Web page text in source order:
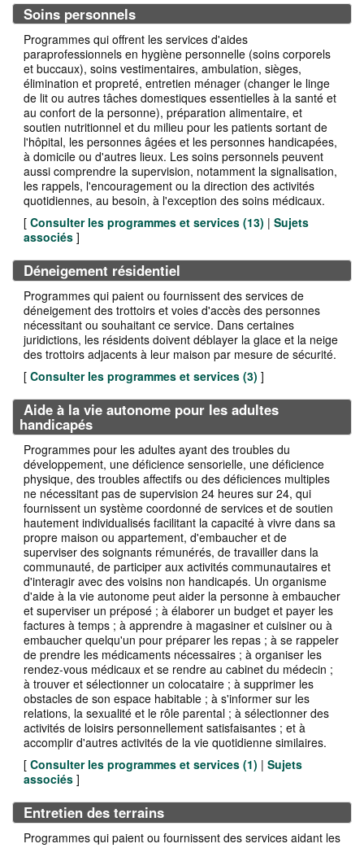
Soins personnels
Programmes qui offrent les services d'aides
paraprofessionnels en hygiène personnelle (soins corporels
et buccaux), soins vestimentaires, ambulation, sièges,
élimination et propreté, entretien ménager (changer le linge
de lit ou autres tâches domestiques essentielles à la santé et
au confort de la personne), préparation alimentaire, et
soutien nutritionnel et du milieu pour les patients sortant de
l'hôpital, les personnes âgées et les personnes handicapées,
à domicile ou d'autres lieux. Les soins personnels peuvent
aussi comprendre la supervision, notamment la signalisation,
les rappels, l'encouragement ou la direction des activités
quotidiennes, au besoin, à l'exception des soins médicaux.
[ Consulter les programmes et services (13) | Sujets
associés ]
Déneigement résidentiel
Programmes qui paient ou fournissent des services de
déneigement des trottoirs et voies d'accès des personnes
nécessitant ou souhaitant ce service. Dans certaines
juridictions, les résidents doivent déblayer la glace et la neige
des trottoirs adjacents à leur maison par mesure de sécurité.
[ Consulter les programmes et services (3) ]
Aide à la vie autonome pour les adultes
handicapés
Programmes pour les adultes ayant des troubles du
développement, une déficience sensorielle, une déficience
physique, des troubles affectifs ou des déficiences multiples
ne nécessitant pas de supervision 24 heures sur 24, qui
fournissent un système coordonné de services et de soutien
hautement individualisés facilitant la capacité à vivre dans sa
propre maison ou appartement, d'embaucher et de
superviser des soignants rémunérés, de travailler dans la
communauté, de participer aux activités communautaires et
d'interagir avec des voisins non handicapés. Un organisme
d'aide à la vie autonome peut aider la personne à embaucher
et superviser un préposé ; à élaborer un budget et payer les
factures à temps ; à apprendre à magasiner et cuisiner ou à
embaucher quelqu'un pour préparer les repas ; à se rappeler
de prendre les médicaments nécessaires ; à organiser les
rendez-vous médicaux et se rendre au cabinet du médecin ;
à trouver et sélectionner un colocataire ; à supprimer les
obstacles de son espace habitable ; à s'informer sur les
relations, la sexualité et le rôle parental ; à sélectionner des
activités de loisirs personnellement satisfaisantes ; et à
accomplir d'autres activités de la vie quotidienne similaires.
[ Consulter les programmes et services (1) | Sujets
associés ]
Entretien des terrains
Programmes qui paient ou fournissent des services aidant les